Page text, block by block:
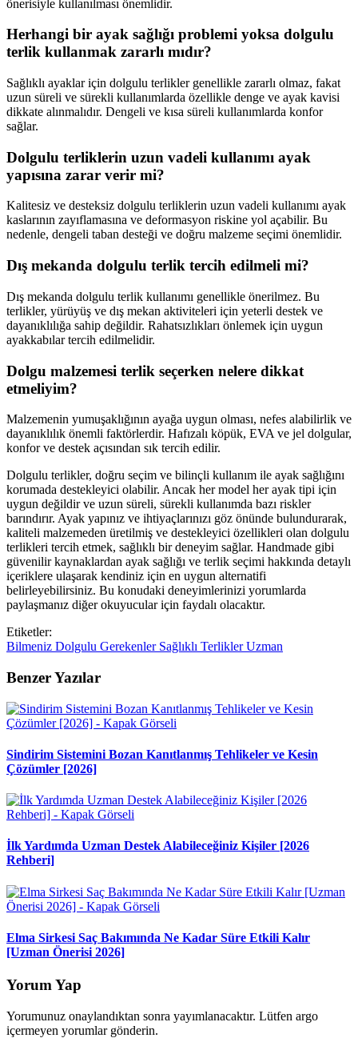
önerisiyle kullanılması önemlidir.
Herhangi bir ayak sağlığı problemi yoksa dolgulu
terlik kullanmak zararlı mıdır?
Sağlıklı ayaklar için dolgulu terlikler genellikle zararlı olmaz, fakat
uzun süreli ve sürekli kullanımlarda özellikle denge ve ayak kavisi
dikkate alınmalıdır. Dengeli ve kısa süreli kullanımlarda konfor
sağlar.
Dolgulu terliklerin uzun vadeli kullanımı ayak
yapısına zarar verir mi?
Kalitesiz ve desteksiz dolgulu terliklerin uzun vadeli kullanımı ayak
kaslarının zayıflamasına ve deformasyon riskine yol açabilir. Bu
nedenle, dengeli taban desteği ve doğru malzeme seçimi önemlidir.
Dış mekanda dolgulu terlik tercih edilmeli mi?
Dış mekanda dolgulu terlik kullanımı genellikle önerilmez. Bu
terlikler, yürüyüş ve dış mekan aktiviteleri için yeterli destek ve
dayanıklılığa sahip değildir. Rahatsızlıkları önlemek için uygun
ayakkabılar tercih edilmelidir.
Dolgu malzemesi terlik seçerken nelere dikkat
etmeliyim?
Malzemenin yumuşaklığının ayağa uygun olması, nefes alabilirlik ve
dayanıklılık önemli faktörlerdir. Hafızalı köpük, EVA ve jel dolgular,
konfor ve destek açısından sık tercih edilir.
Dolgulu terlikler, doğru seçim ve bilinçli kullanım ile ayak sağlığını
korumada destekleyici olabilir. Ancak her model her ayak tipi için
uygun değildir ve uzun süreli, sürekli kullanımda bazı riskler
barındırır. Ayak yapınız ve ihtiyaçlarınızı göz önünde bulundurarak,
kaliteli malzemeden üretilmiş ve destekleyici özellikleri olan dolgulu
terlikleri tercih etmek, sağlıklı bir deneyim sağlar. Handmade gibi
güvenilir kaynaklardan ayak sağlığı ve terlik seçimi hakkında detaylı
içeriklere ulaşarak kendiniz için en uygun alternatifi
belirleyebilirsiniz. Bu konudaki deneyimlerinizi yorumlarda
paylaşmanız diğer okuyucular için faydalı olacaktır.
Etiketler:
Bilmeniz Dolgulu Gerekenler Sağlıklı TerliklerUzman
Benzer Yazılar
Sindirim Sistemini Bozan Kanıtlanmış Tehlikeler ve Kesin
Çözümler [2026]
İlk Yardımda Uzman Destek Alabileceğiniz Kişiler [2026
Rehberi]
Elma Sirkesi Saç Bakımında Ne Kadar Süre Etkili Kalır
[Uzman Önerisi 2026]
Yorum Yap
Yorumunuz onaylandıktan sonra yayımlanacaktır. Lütfen argo
içermeyen yorumlar gönderin.